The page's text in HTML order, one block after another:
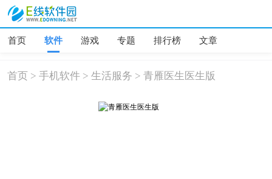
首页 软件 游戏 专题 排行榜 文章
首页 >手机软件 >生活服务 >青雁医生医生版